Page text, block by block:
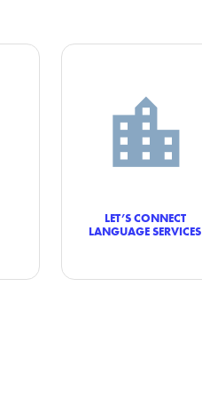
LET’S CONNECT
LANGUAGE SERVICES